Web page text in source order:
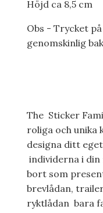
Höjd ca 8,5 cm
Obs - Trycket
genomskinlig
The Sticker
roliga och
designa ditt
individerna i
bort som
brevlådan,
ryktlådan bara